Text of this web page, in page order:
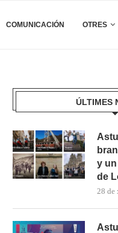
COMUNICACIÓN OTRES
ÚLTIMES
y un
de
28 de